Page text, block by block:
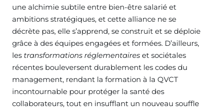
une alchimie subtile entre bien-être salarié et
ambitions stratégiques, et cette alliance ne se
décrète pas, elle s’apprend, se construit et se déploie
grâce à des équipes engagées et formées. D’ailleurs,
les transformations réglementaires et sociétales
récentes bouleversent durablement les codes du
management, rendant la formation à la QVCT
incontournable pour protéger la santé des
collaborateurs, tout en insufflant un nouveau souffle